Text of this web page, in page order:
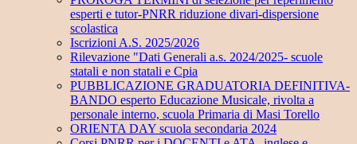
esperti e tutor-PNRR riduzione divari-dispersione
scolastica
Iscrizioni A.S. 2025/2026
Rilevazione "Dati Generali a.s. 2024/2025- scuole
statali e non statali e Cpia
PUBBLICAZIONE GRADUATORIA DEFINITIVA-
BANDO esperto Educazione Musicale, rivolta a
personale interno, scuola Primaria di Masi Torello
ORIENTA DAY scuola secondaria 2024